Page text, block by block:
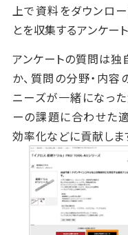
上で資料をダウンロ
とを収集するアンケー
アンケートの質問は
か、質問の分野・内
ニーズが⼀緒になっ
ーの課題に合わせた
効率化などに貢献しま